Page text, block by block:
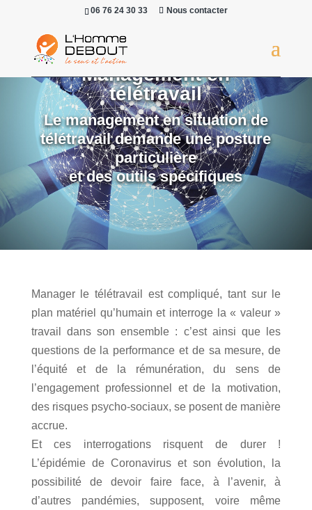
06 76 24 30 33 Nous contacter
Management en
télétravail
Le management en situation de
télétravail demande une posture
particulière
et des outils spécifiques
Manager le télétravail est compliqué, tant sur le
plan matériel qu’humain et interroge la « valeur »
travail dans son ensemble : c’est ainsi que les
questions de la performance et de sa mesure, de
l’équité et de la rémunération, du sens de
l’engagement professionnel et de la motivation,
des risques psycho-sociaux, se posent de manière
accrue.
Et ces interrogations risquent de durer !
L’épidémie de Coronavirus et son évolution, la
possibilité de devoir faire face, à l’avenir, à
d’autres pandémies, supposent, voire même